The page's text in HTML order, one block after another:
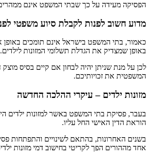
הפסיקה מעידה על כך שבתי המשפט אינם
מדוע חשוב לפנות לקבלת סיוע משפטי
כאמור, בתי המשפט בישראל אינם תומכים באופן
באופן שמצדיק את הגדלת תשלומי המזונות לילדים.
לכן על מנת שניתן יהיה לבחון אם קיים בסיס
המשפטית את זכויותיכם.
מזונות ילדים – עיקרי ההלכה החדשה
הוראת הדין האישי החל עליו.
בשנים האחרונות, בהתאם לשינויים והתפתחות
אחד מההורים הפך לקריטי בחישוב דמי מזונות ילדים. כך לדוגמא, זמני אחזקה רחבים, הקרובים ל- 50%